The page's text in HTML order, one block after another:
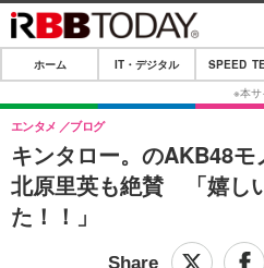
ホーム
IT・デジタル
IT・デジタルTOP
SPEED TEST
エンタメ
エンタメTOP
ホーム IT・デジタル SPEED
キンタロー。のAKB48
北原里英も絶賛 「嬉し
た！！」
エンタメ ブログ